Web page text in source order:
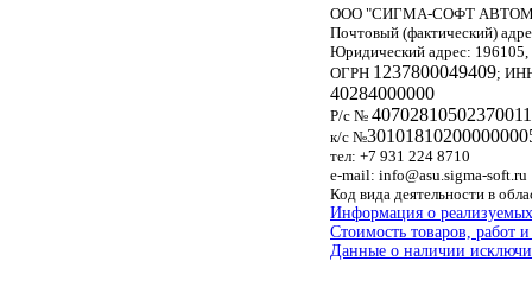
ООО "СИГМА-СОФТ
Почтовый (фактический)
Юридический адрес: 196105,
ОГРН 1237800049409;
40284000000
Р/с №
к/с №
тел: +7 931 224 8710
e-mail: info@asu.sigma-soft.ru
Код вида деятельности в
Информация о
Стоимость товаров, работ
Данные о наличии